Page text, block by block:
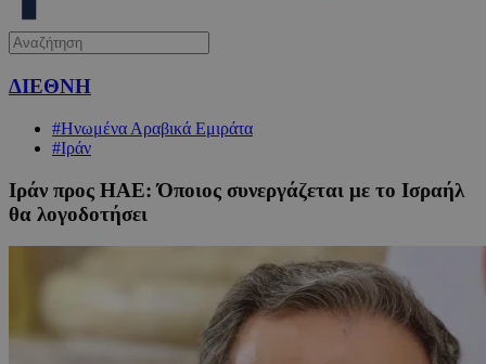
ΔΙΕΘΝΗ
#Ηνωμένα Αραβικά Εμιράτα
#Ιράν
Ιράν προς ΗΑΕ: Όποιος συνεργάζεται με το Ισραήλ
θα λογοδοτήσει